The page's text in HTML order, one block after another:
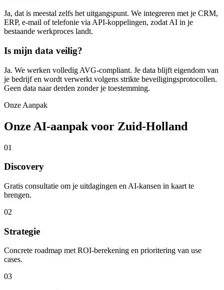
Ja, dat is meestal zelfs het uitgangspunt. We integreren met je CRM,
ERP, e-mail of telefonie via API-koppelingen, zodat AI in je
bestaande werkproces landt.
Is mijn data veilig?
Ja. We werken volledig AVG-compliant. Je data blijft eigendom van
je bedrijf en wordt verwerkt volgens strikte beveiligingsprotocollen.
Geen data naar derden zonder je toestemming.
Onze Aanpak
Onze AI-aanpak voor Zuid-Holland
01
Discovery
Gratis consultatie om je uitdagingen en AI-kansen in kaart te
brengen.
02
Strategie
Concrete roadmap met ROI-berekening en prioritering van use
cases.
03